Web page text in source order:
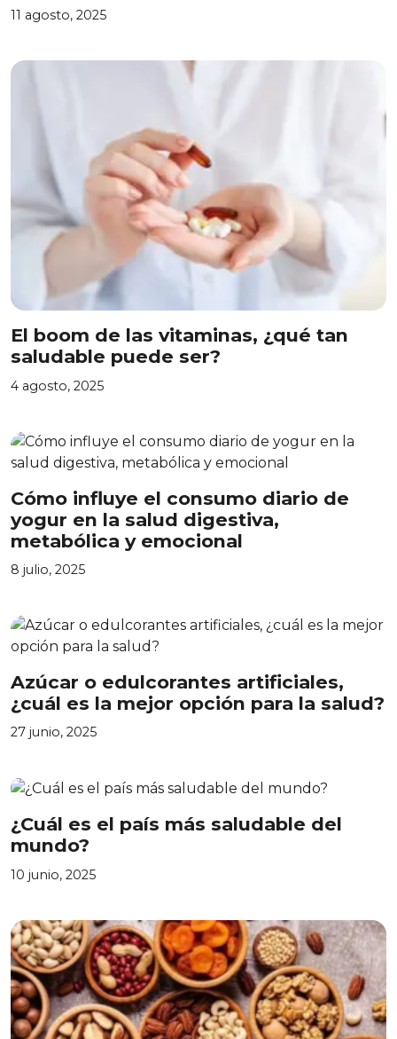
11 agosto, 2025
El boom de las vitaminas, ¿qué tan
saludable puede ser?
4 agosto, 2025
Cómo influye el consumo diario de
yogur en la salud digestiva,
metabólica y emocional
8 julio, 2025
Azúcar o edulcorantes artificiales,
¿cuál es la mejor opción para la salud?
27 junio, 2025
¿Cuál es el país más saludable del
mundo?
10 junio, 2025